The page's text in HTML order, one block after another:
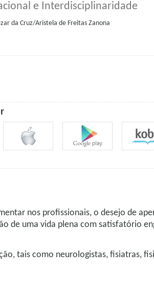
e Interdisciplinaridade
da Cruz/Aristela de Freitas Zanona
nos profissionais, o desejo de
de uma vida plena com satisfatório
tais como neurologistas, fisiatras,